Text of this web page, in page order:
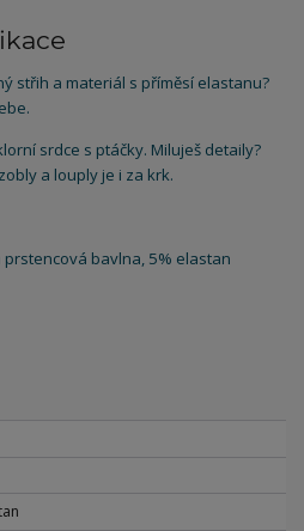
střih a materiál s příměsí elastanu?
srdce s ptáčky. Miluješ detaily?
a louply je i za krk.
prstencová bavlna, 5% elastan